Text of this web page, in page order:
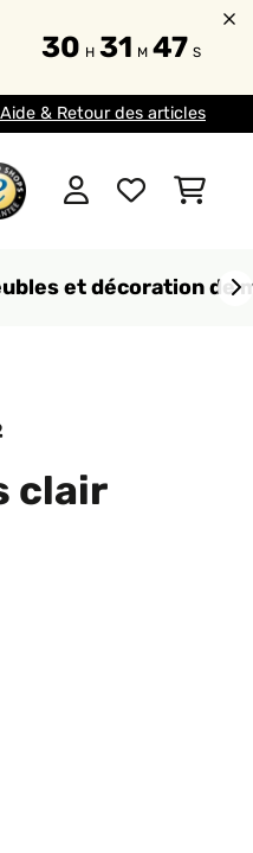
30 H 31 M 46 S
Aide & Retour des articles
et décoration de
clair